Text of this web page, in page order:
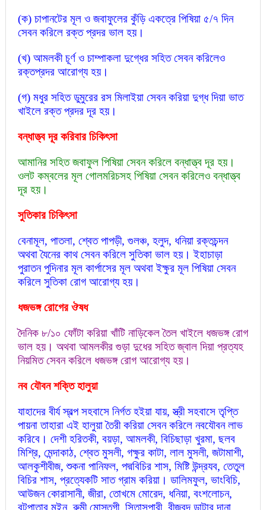
(ক) চাপানটের মূল ও জবাফুলের কুঁড়ি একত্রে পিষিয়া ৫/৭ দিন
সেবন করিলে রক্ত প্রদর ভাল হয়।
(খ) আমলকী চূর্ণ ও চাম্পাকলা দুগ্ধের সহিত সেবন করিলেও
রক্তপ্রদর আরোগ্য হয়।
(গ) মধুর সহিত ডুমুরের রস মিলাইয়া সেবন করিয়া দুগ্ধ দিয়া ভাত
খাইলে রক্ত প্রদর দূর হয়।
বন্ধাত্ত্ব দূর করিবার চিকিৎসা
আমানির সহিত জবাফুল পিষিয়া সেবন করিলে বন্ধাত্ত্ব দূর হয়।
ওলট কম্বলের মূল গোলমরিচসহ পিষিয়া সেবন করিলেও বন্ধাত্ত্ব
দূর হয়।
সুতিকার চিকিৎসা
বেনামূল, পাতলা, শ্বেত পাপড়ী, গুলঞ্চ, হলুদ, ধনিয়া রক্তচন্দন
অথবা যৈনের কাথ সেবন করিলে সুতিকা ভাল হয়। ইহাচাড়া
পুরাতন পুদিনার মূল কার্পাসের মূল অথবা ইক্ষুর মূল পিষিয়া সেবন
করিলে সুতিকা রোগ আরোগ্য হয়।
ধজভঙ্গ রোগের ঔষধ
দৈনিক ৮/১০ ফোঁটা করিয়া খাঁটি নাড়িকেল তৈল খাইলে ধজভঙ্গ রোগ
ভাল হয়। অথবা আমলকীর গুড়া দুধের সহিত জ্বাল দিয়া প্রত্যহ
নিয়মিত সেবন করিলে ধজভঙ্গ রোগ আরোগ্য হয়।
নব যৌবন শক্তি হালুয়া
যাহাদের বীর্য স্বল্প সহবাসে নির্গত হইয়া যায়, স্ত্রী সহবাসে তৃপ্তি
পায়না তাহারা এই হালুয়া তৈরী করিয়া সেবন করিলে নবযৌবন লাভ
করিবে। দেশী হরিতকী, বয়ড়া, আমলকী, বিচিছাড়া খুরমা, ছলব
মিশ্রি, মেন্দাকাঠ, শ্বেত মুসলী, গক্ষুর কাটা, লাল মুসলী, জটামাশী,
আলকুশীবীজ, শুকনা পানিফল, পদ্মবিচির শাস, মিষ্টি উন্দ্রযব, তেতুল
বিচির শাস, প্রত্যেকটি সাত গ্রাম করিয়া। ডালিমফুল, ভাংবিচি,
আউজন কোরাসানী, জীরা, তোখমে মোরেদ, ধনিয়া, বংশলোচন,
বটপাতার মুইন, রুমী মোস্তগী, সিতাসুপারী, বীজবন্দ ডাটার দানা,